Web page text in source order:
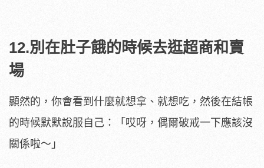
12.別在肚子餓的時候去逛超商和賣
場
顯然的，你會看到什麼就想拿、就想吃，然後在結帳
的時候默默說服自己：「哎呀，偶爾破戒一下應該沒
關係啦～」